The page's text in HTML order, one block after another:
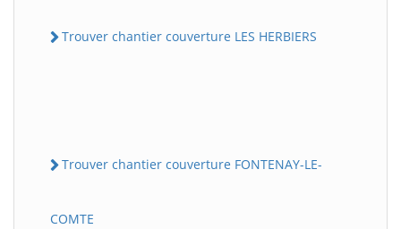
Trouver chantier couverture LES HERBIERS
Trouver chantier couverture FONTENAY-LE-
COMTE